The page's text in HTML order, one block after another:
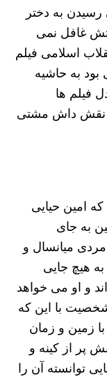
به دختر
غافل نمی
اسلامی فیلم
به حاشیه
فیلم ها
نقش داش مشتی
امین حیایی
به جای
مردی میانسال و
هیچ جایی
و او می خواهد
شخصیت با این که
زمین و زمان
پر از کینه و
توانسته آن را